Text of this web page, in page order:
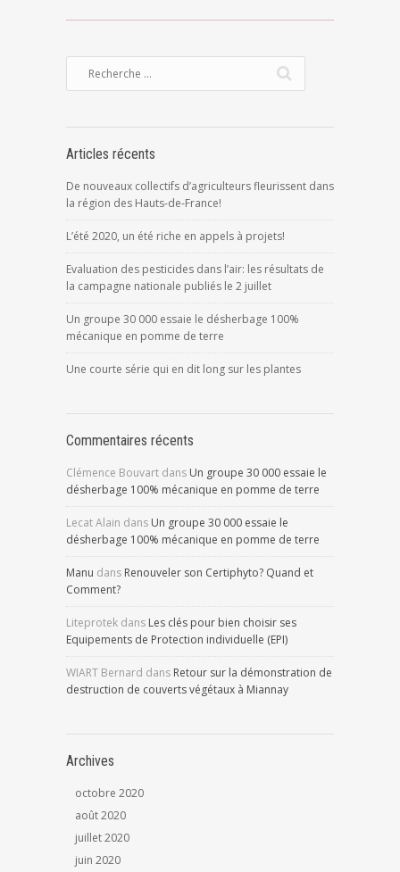
Articles récents
De nouveaux collectifs d’agriculteurs fleurissent dans
la région des Hauts-de-France!
L’été 2020, un été riche en appels à projets!
Evaluation des pesticides dans l’air: les résultats de
la campagne nationale publiés le 2 juillet
Un groupe 30 000 essaie le désherbage 100%
mécanique en pomme de terre
Une courte série qui en dit long sur les plantes
Commentaires récents
Clémence Bouvart dans Un groupe 30 000 essaie le
désherbage 100% mécanique en pomme de terre
Lecat Alain dans Un groupe 30 000 essaie le
désherbage 100% mécanique en pomme de terre
Manu dans Renouveler son Certiphyto? Quand et
Comment?
Liteprotek dans Les clés pour bien choisir ses
Equipements de Protection individuelle (EPI)
WIART Bernard dans Retour sur la démonstration de
destruction de couverts végétaux à Miannay
Archives
octobre 2020
août 2020
juillet 2020
juin 2020